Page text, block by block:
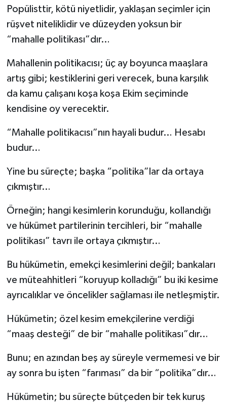
Popülisttir, kötü niyetlidir, yaklaşan seçimler için
rüşvet niteliklidir ve düzeyden yoksun bir
“mahalle politikası”dır…
Mahallenin politikacısı; üç ay boyunca maaşlara
artış gibi; kestiklerini geri verecek, buna karşılık
da kamu çalışanı koşa koşa Ekim seçiminde
kendisine oy verecektir.
“Mahalle politikacısı”nın hayali budur… Hesabı
budur…
Yine bu süreçte; başka “politika”lar da ortaya
çıkmıştır…
Örneğin; hangi kesimlerin korunduğu, kollandığı
ve hükümet partilerinin tercihleri, bir “mahalle
politikası” tavrı ile ortaya çıkmıştır…
Bu hükümetin, emekçi kesimlerini değil; bankaları
ve müteahhitleri “koruyup kolladığı” bu iki kesime
ayrıcalıklar ve öncelikler sağlaması ile netleşmiştir.
Hükümetin; özel kesim emekçilerine verdiği
“maaş desteği” de bir “mahalle politikası”dır…
Bunu; en azından beş ay süreyle vermemesi ve bir
ay sonra bu işten “farıması” da bir “politika”dır…
Hükümetin; bu süreçte bütçeden bir tek kuruş